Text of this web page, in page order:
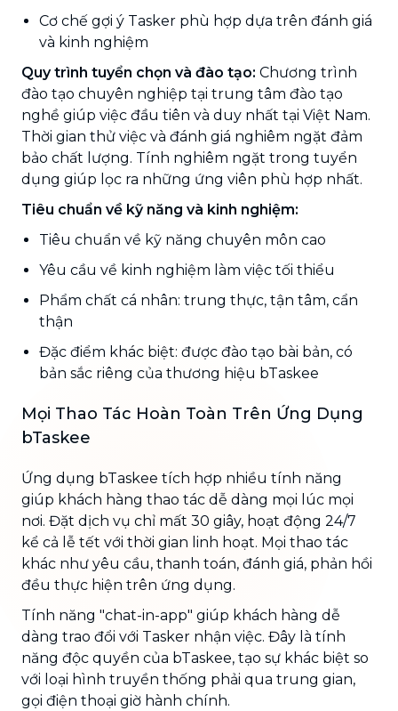
Cơ chế gợi ý Tasker phù hợp dựa trên đánh giá
và kinh nghiệm
Quy trình tuyển chọn và đào tạo: Chương trình
đào tạo chuyên nghiệp tại trung tâm đào tạo
nghề giúp việc đầu tiên và duy nhất tại Việt Nam.
Thời gian thử việc và đánh giá nghiêm ngặt đảm
bảo chất lượng. Tính nghiêm ngặt trong tuyển
dụng giúp lọc ra những ứng viên phù hợp nhất.
Tiêu chuẩn về kỹ năng và kinh nghiệm:
Tiêu chuẩn về kỹ năng chuyên môn cao
Yêu cầu về kinh nghiệm làm việc tối thiểu
Phẩm chất cá nhân: trung thực, tận tâm, cẩn
thận
Đặc điểm khác biệt: được đào tạo bài bản, có
bản sắc riêng của thương hiệu bTaskee
Mọi Thao Tác Hoàn Toàn Trên Ứng Dụng
bTaskee
Ứng dụng bTaskee tích hợp nhiều tính năng
giúp khách hàng thao tác dễ dàng mọi lúc mọi
nơi. Đặt dịch vụ chỉ mất 30 giây, hoạt động 24/7
kể cả lễ tết với thời gian linh hoạt. Mọi thao tác
khác như yêu cầu, thanh toán, đánh giá, phản hồi
đều thực hiện trên ứng dụng.
Tính năng "chat-in-app" giúp khách hàng dễ
dàng trao đổi với Tasker nhận việc. Đây là tính
năng độc quyền của bTaskee, tạo sự khác biệt so
với loại hình truyền thống phải qua trung gian,
gọi điện thoại giờ hành chính.